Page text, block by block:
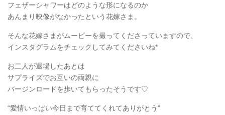
フェザーシャワーはどのような形になるのか
あんまり映像がなかったという花嫁さま。
そんな花嫁さまがムービーを撮ってくださっていますので、
インスタグラムをチェックしてみてくださいね*
お二人が退場したあとは
サプライズでお互いの両親に
バージンロードを歩いてもらったそうです♡
“愛情いっぱい今日まで育ててくれてありがとう”